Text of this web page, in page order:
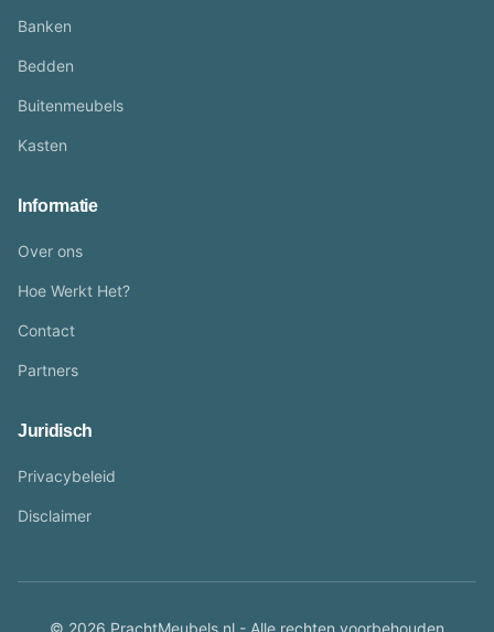
Banken
Bedden
Buitenmeubels
Kasten
Informatie
Over ons
Hoe Werkt Het?
Contact
Partners
Juridisch
Privacybeleid
Disclaimer
© 2026 PrachtMeubels.nl - Alle rechten voorbehouden